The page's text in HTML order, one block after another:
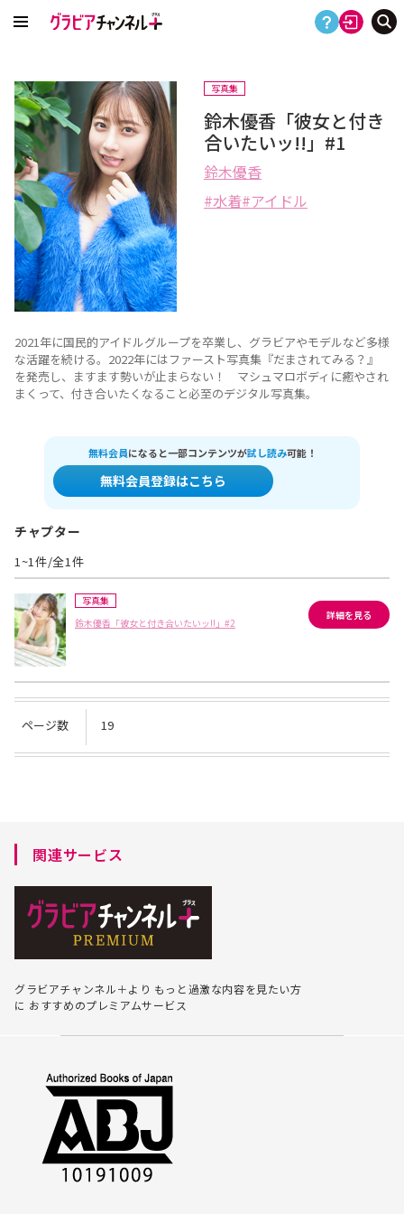
写真集
鈴木優香「彼女と付き
合いたいッ!!」#1
鈴木優香
水着 アイドル
2021年に国民的アイドルグループを卒業し、グラビアやモデルなど多様
な活躍を続ける。2022年にはファースト写真集『だまされてみる？』
を発売し、ますます勢いが止まらない！ マシュマロボディに癒やされ
まくって、付き合いたくなること必至のデジタル写真集。
無料会員になると一部コンテンツが試し読み可能！
無料会員登録はこちら
チャプター
1~1件/全1件
写真集
鈴木優香「彼女と付き合いたいッ!!」#2
詳細を見る
ページ数 19
関連サービス
グラビアチャンネル＋より もっと過激な内容を見たい方
に おすすめのプレミアムサービス